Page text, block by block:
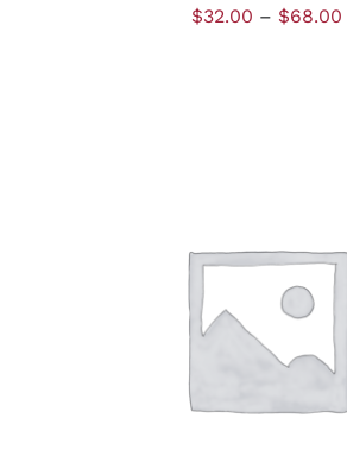
$32.00 – $68.00
DÉTAILS